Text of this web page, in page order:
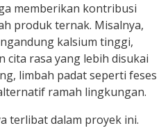
memberikan kontribusi
produk ternak. Misalnya,
kalsium tinggi,
cita rasa yang lebih disukai
limbah padat seperti feses
ramah lingkungan.
terlibat dalam proyek ini.